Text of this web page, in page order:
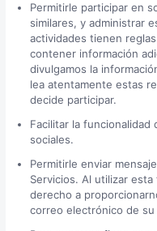
Permitirle participar en
similares, y administrar
actividades tienen
contener información
divulgamos la
lea atentamente estas
decide participar.
Facilitar la
sociales.
Permitirle enviar
Servicios. Al utilizar
derecho a
correo electrónico de su